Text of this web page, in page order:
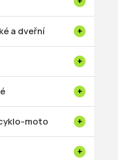
a dveřní
moto